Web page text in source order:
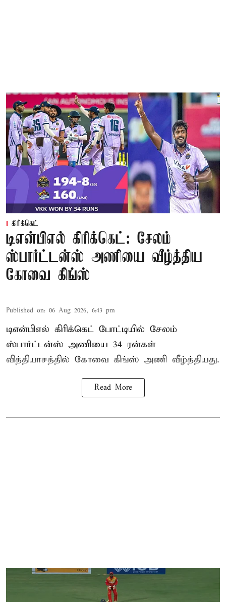
கிரிக்கெட்
டிஎன்பிஎல் கிரிக்கெட்: சேலம்
ஸ்பார்ட்டன்ஸ் அணியை வீழ்த்திய
கோவை கிங்ஸ்
Published on: 06 Aug 2026, 6:43 pm
டிஎன்பிஎல் கிரிக்கெட் போட்டியில் சேலம்
ஸ்பார்ட்டன்ஸ் அணியை 34 ரன்கள்
வித்தியாசத்தில் கோவை கிங்ஸ் அணி வீழ்த்தியது.
Read More